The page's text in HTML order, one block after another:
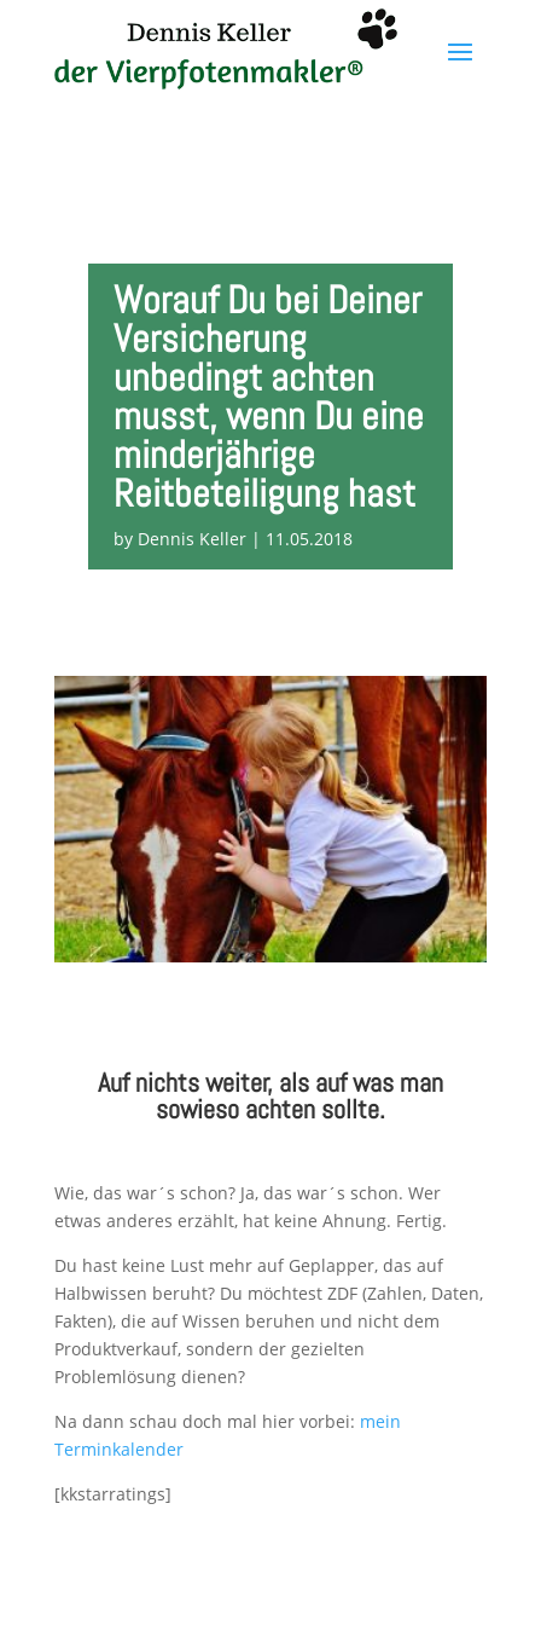
Worauf Du bei Deiner
Versicherung
unbedingt achten
musst, wenn Du eine
minderjährige
Reitbeteiligung hast
by Dennis Keller | 11.05.2018
Auf nichts weiter, als auf was man
sowieso achten sollte.
Wie, das war´s schon? Ja, das war´s schon. Wer
etwas anderes erzählt, hat keine Ahnung. Fertig.
Du hast keine Lust mehr auf Geplapper, das auf
Halbwissen beruht? Du möchtest ZDF (Zahlen, Daten,
Fakten), die auf Wissen beruhen und nicht dem
Produktverkauf, sondern der gezielten
Problemlösung dienen?
Na dann schau doch mal hier vorbei: mein
Terminkalender
[kkstarratings]